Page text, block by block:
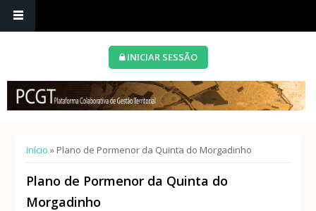
INICIAR SESSÃO
Está aqui
Início » Plano de Pormenor da Quinta do Morgadinho
Plano de Pormenor da Quinta do
Morgadinho